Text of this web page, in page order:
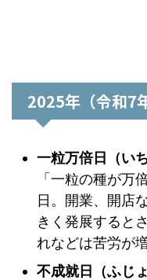
2025年（令和7
一粒万倍日（い
「一粒の種が万
日。開業、開店
きく発展すると
れなどは苦労が
不成就日（ふじ